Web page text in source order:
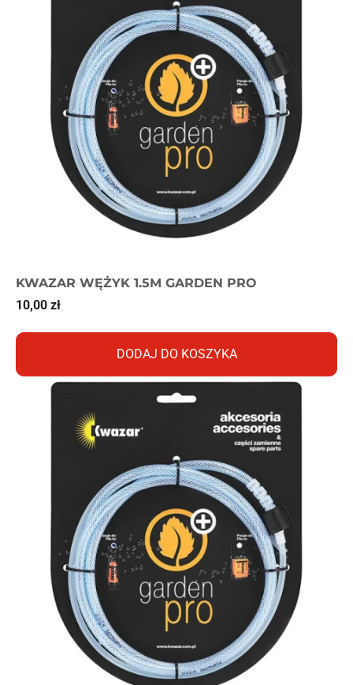
KWAZAR WĘŻYK 1.5M GARDEN PRO
10,00 zł
DODAJ DO KOSZYKA